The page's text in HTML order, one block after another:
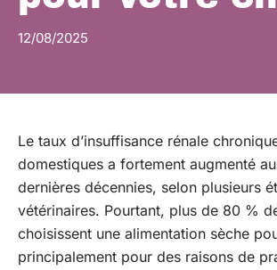
12/08/2025
Le taux d’insuffisance rénale
domestiques a fortement augmenté
dernières décennies, selon plusieurs
vétérinaires. Pourtant, plus de 80 %
choisissent une alimentation sèche
principalement pour des raisons de